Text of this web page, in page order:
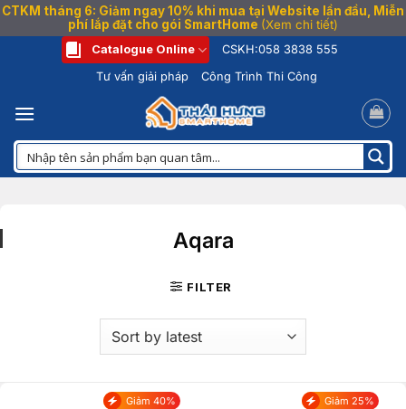
CTKM tháng 6: Giảm ngay 10% khi mua tại Website lần đầu, Miễn
phí lắp đặt cho gói SmartHome (Xem chi tiết)
dung
Catalogue Online CSKH:058 3838 555
Tư vấn giải pháp
Công Trình Thi Công
Aqara
FILTER
Giảm 40% Giảm 25%